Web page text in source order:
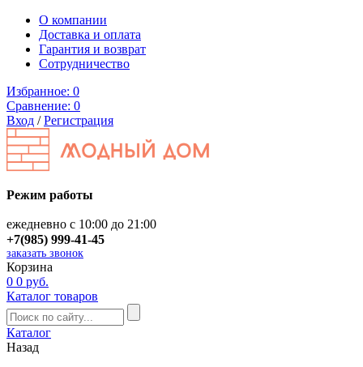
О компании
Доставка и оплата
Гарантия и возврат
Сотрудничество
Избранное: 0
Сравнение: 0
Вход /Регистрация
Режим работы
ежедневно с 10:00 до 21:00
+7(985) 999-41-45
заказать звонок
Корзина
0 0 руб.
Каталог товаров
Каталог
Назад